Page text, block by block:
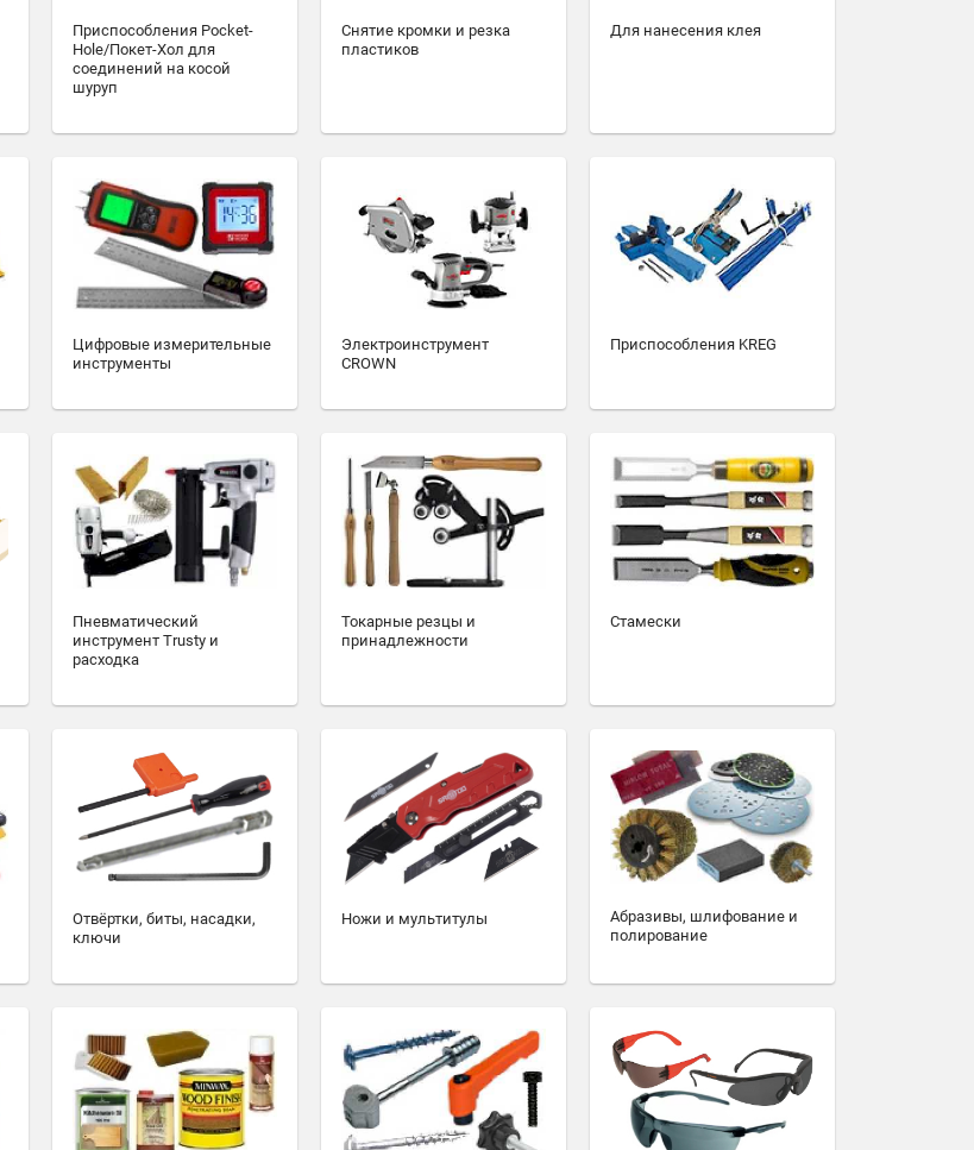
Приспособления Pocket-
Hole/Покет-Хол для
соединений на косой
шуруп
Снятие кромки и резка
пластиков
Для нанесения клея
Цифровые измерительные
инструменты
Электроинструмент
CROWN
Приспособления KREG
Пневматический
инструмент Trusty и
расходка
Токарные резцы и
принадлежности
Стамески
Отвёртки, биты, насадки,
ключи
Ножи и мультитулы
Абразивы, шлифование и
полирование